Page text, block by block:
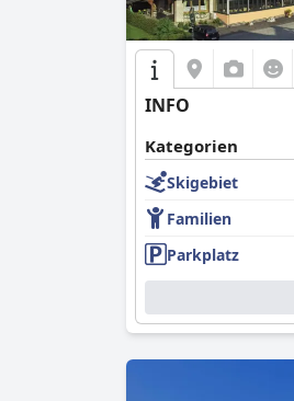
INFO
Kategorien
Skigebiet
Familien
Parkplatz